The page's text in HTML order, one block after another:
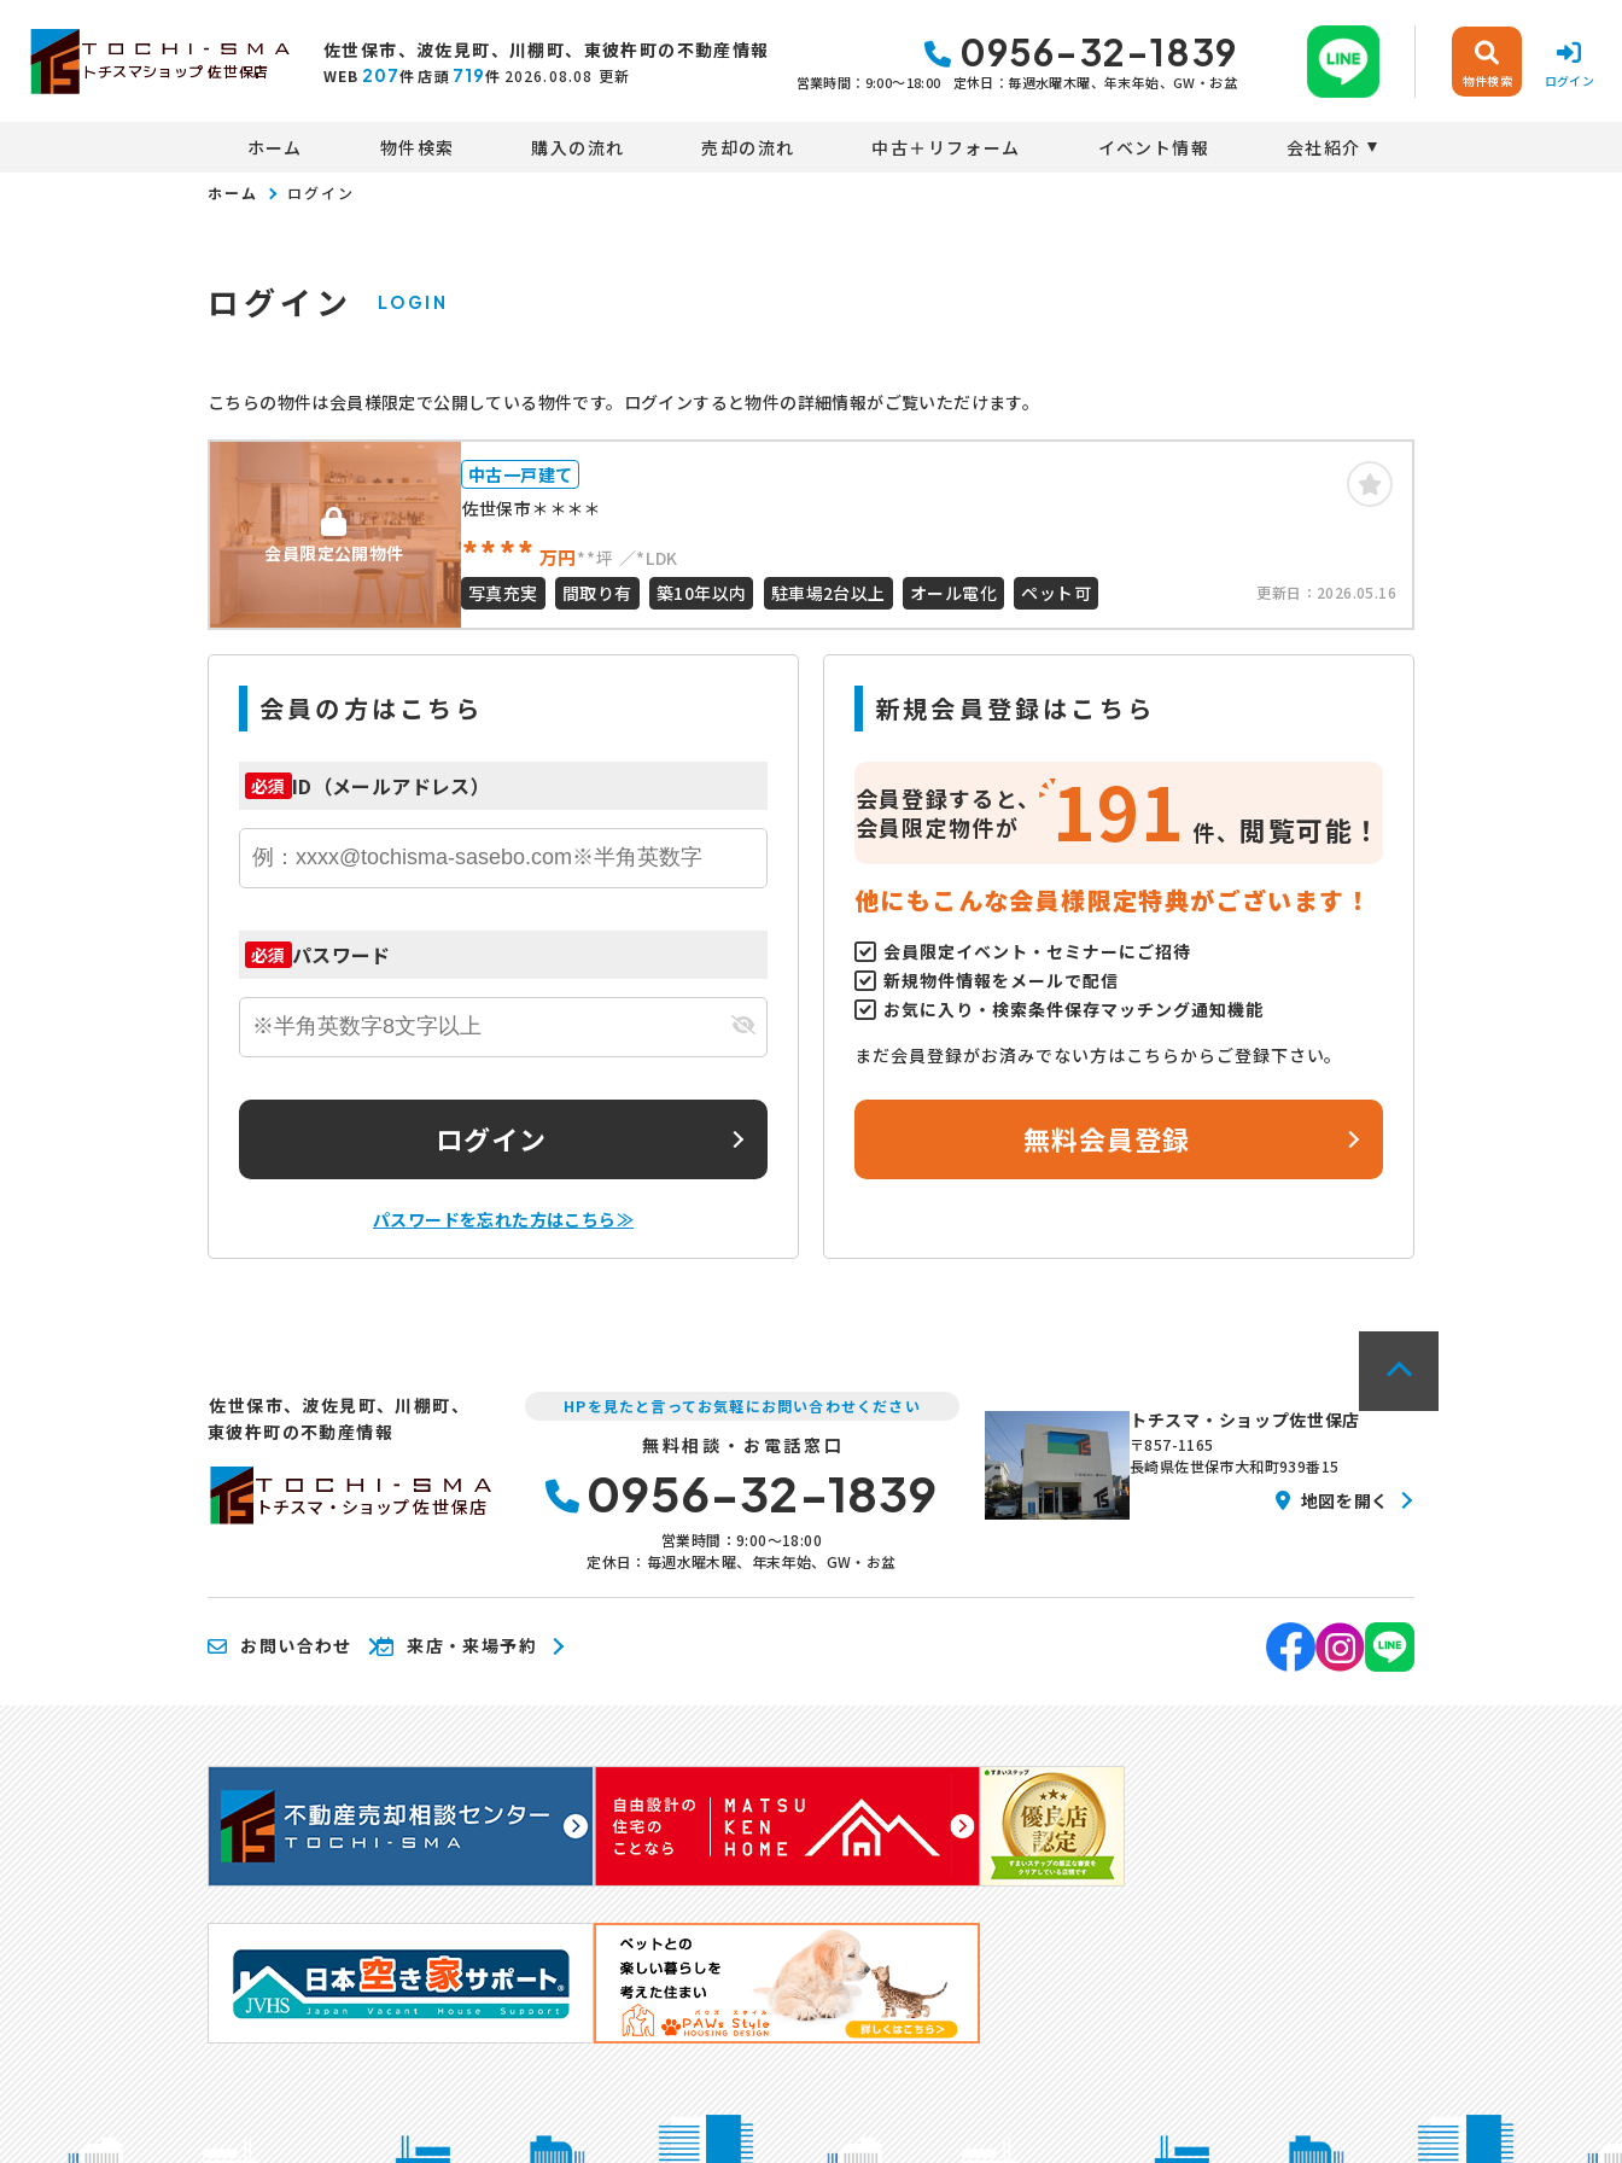
佐世保市、波佐見町、川棚町、東彼杵町の不動産情報
WEB 207件 店頭 719件 2026.08.08 更新
トチスマショップ 佐世保店 0956-32-1839
営業時間：9:00〜18:00 定休日：毎週水曜木曜、年末年始、GW・お盆 物件検索 ログイン
ホーム 物件検索 購入の流れ 売却の流れ 中古＋リフォーム イベント情報 会社紹介
ホーム ログイン
ログイン LOGIN
こちらの物件は会員様限定で公開している物件です。ログインすると物件の詳細情報がご覧いただけます。
会員限定公開物件
中古一戸建て
佐世保市＊＊＊＊
**** 万円**坪
*LDK
写真充実
間取り有 築10年以内 駐車場2台以上 オール電化 ペット可 更新日： 2026.05.16
会員の方はこちら
必須 ID（メールアドレス）
必須 パスワード
ログイン
パスワードを忘れた方はこちら≫
新規会員登録はこちら
会員登録すると、
会員限定物件が
191 件、 閲覧可能！
他にもこんな会員様限定特典がございます！
会員限定イベント・セミナーにご招待
新規物件情報をメールで配信
お気に入り・検索条件保存マッチング通知機能
まだ会員登録がお済みでない方はこちらからご登録下さい。
無料会員登録
佐世保市、波佐見町、川棚町、
東彼杵町の不動産情報
トチスマ・ショップ佐世保店
HPを見たと言ってお気軽にお問い合わせください
無料相談・お電話窓口
0956-32-1839
営業時間：9:00〜18:00
定休日：毎週水曜木曜、年末年始、GW・お盆
トチスマ・ショップ佐世保店
〒857-1165
長崎県佐世保市大和町939番15
地図を開く
お問い合わせ 来店・来場予約